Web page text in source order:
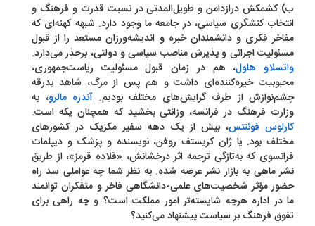
کشمکش درازدامن و طویل‌المدتی در نسبت قدرت و فرهنگ و
کنشگری سیاسی، در جامعه ما وجود دارد. شبهه کهنه‌ای که
فکری و دانشمندان خبره و اندیشه‌ورزان مستعد را از قبول
اجرائی و پذیرش مناصب سیاسی و دولتی، برحذر می‌دارد.
هاول ، هم در زمان قبول مسئولیت ریاست‌جمهوری،
خیره‌کننده‌ای داشت و هم پس از مرگ، شاهد بدرقه
از طرف گرایش‌های مختلف بودیم.آندره مالرو، به
فرهنگ در فرانسه، وزانتی بخشید که همچنان یکه است.
فوئنتس، بیش از یک دهه سفیر مکزیک در کشورهای
بود. یا ژان کریستف روفن، نویسنده و پزشک و دیپلمات
که به‌تازگی ترجمه اثر درخشانش، «قلاده قرمز»، از طریق
ماهی به بازار نشر عرضه شده. به نظر شما چه عواملی سد راه
مؤثر شخصیت‌های علمی-دانشگاهی فاخر و متفکران توانمند
در اداره هرچه شایسته‌تر امور مملکت است؟ و چه راهی برای
فرهنگ بر سیاست پیشنهاد می‌کنید؟